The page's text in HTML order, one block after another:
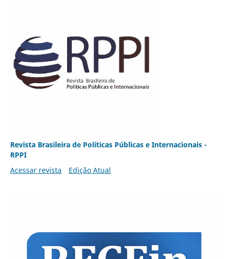
Revista Brasileira de Políticas Públicas e Internacionais -
RPPI
Acessar revista
Edição Atual